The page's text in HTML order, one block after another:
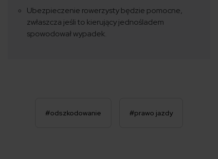
Ubezpieczenie rowerzysty będzie pomocne,
zwłaszcza jeśli to kierujący jednośladem
spowodował wypadek.
#odszkodowanie #prawo jazdy